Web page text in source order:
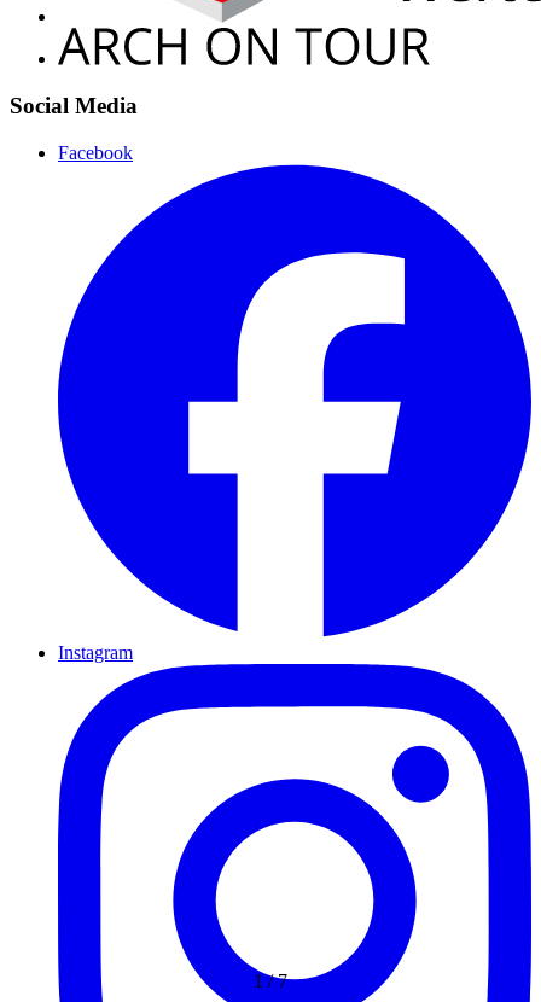
1/7
Social Media
Facebook
Instagram